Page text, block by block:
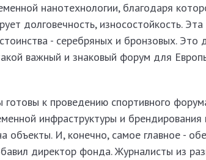
нанотехнологии, благодаря
долговечность, износостойкость.
- серебряных и бронзовых. Это
важный и знаковый форум для
готовы к проведению спортивного
инфраструктуры и
объекты. И, конечно, самое главное -
директор фонда. Журналисты из